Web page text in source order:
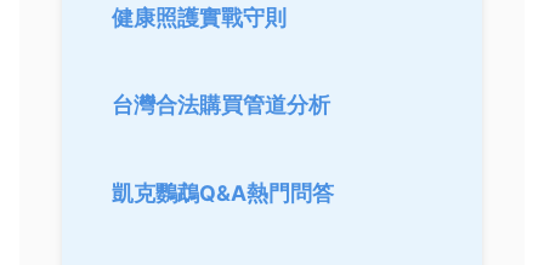
健康照護實戰守則
台灣合法購買管道分析
凱克鸚鵡Q&A熱門問答